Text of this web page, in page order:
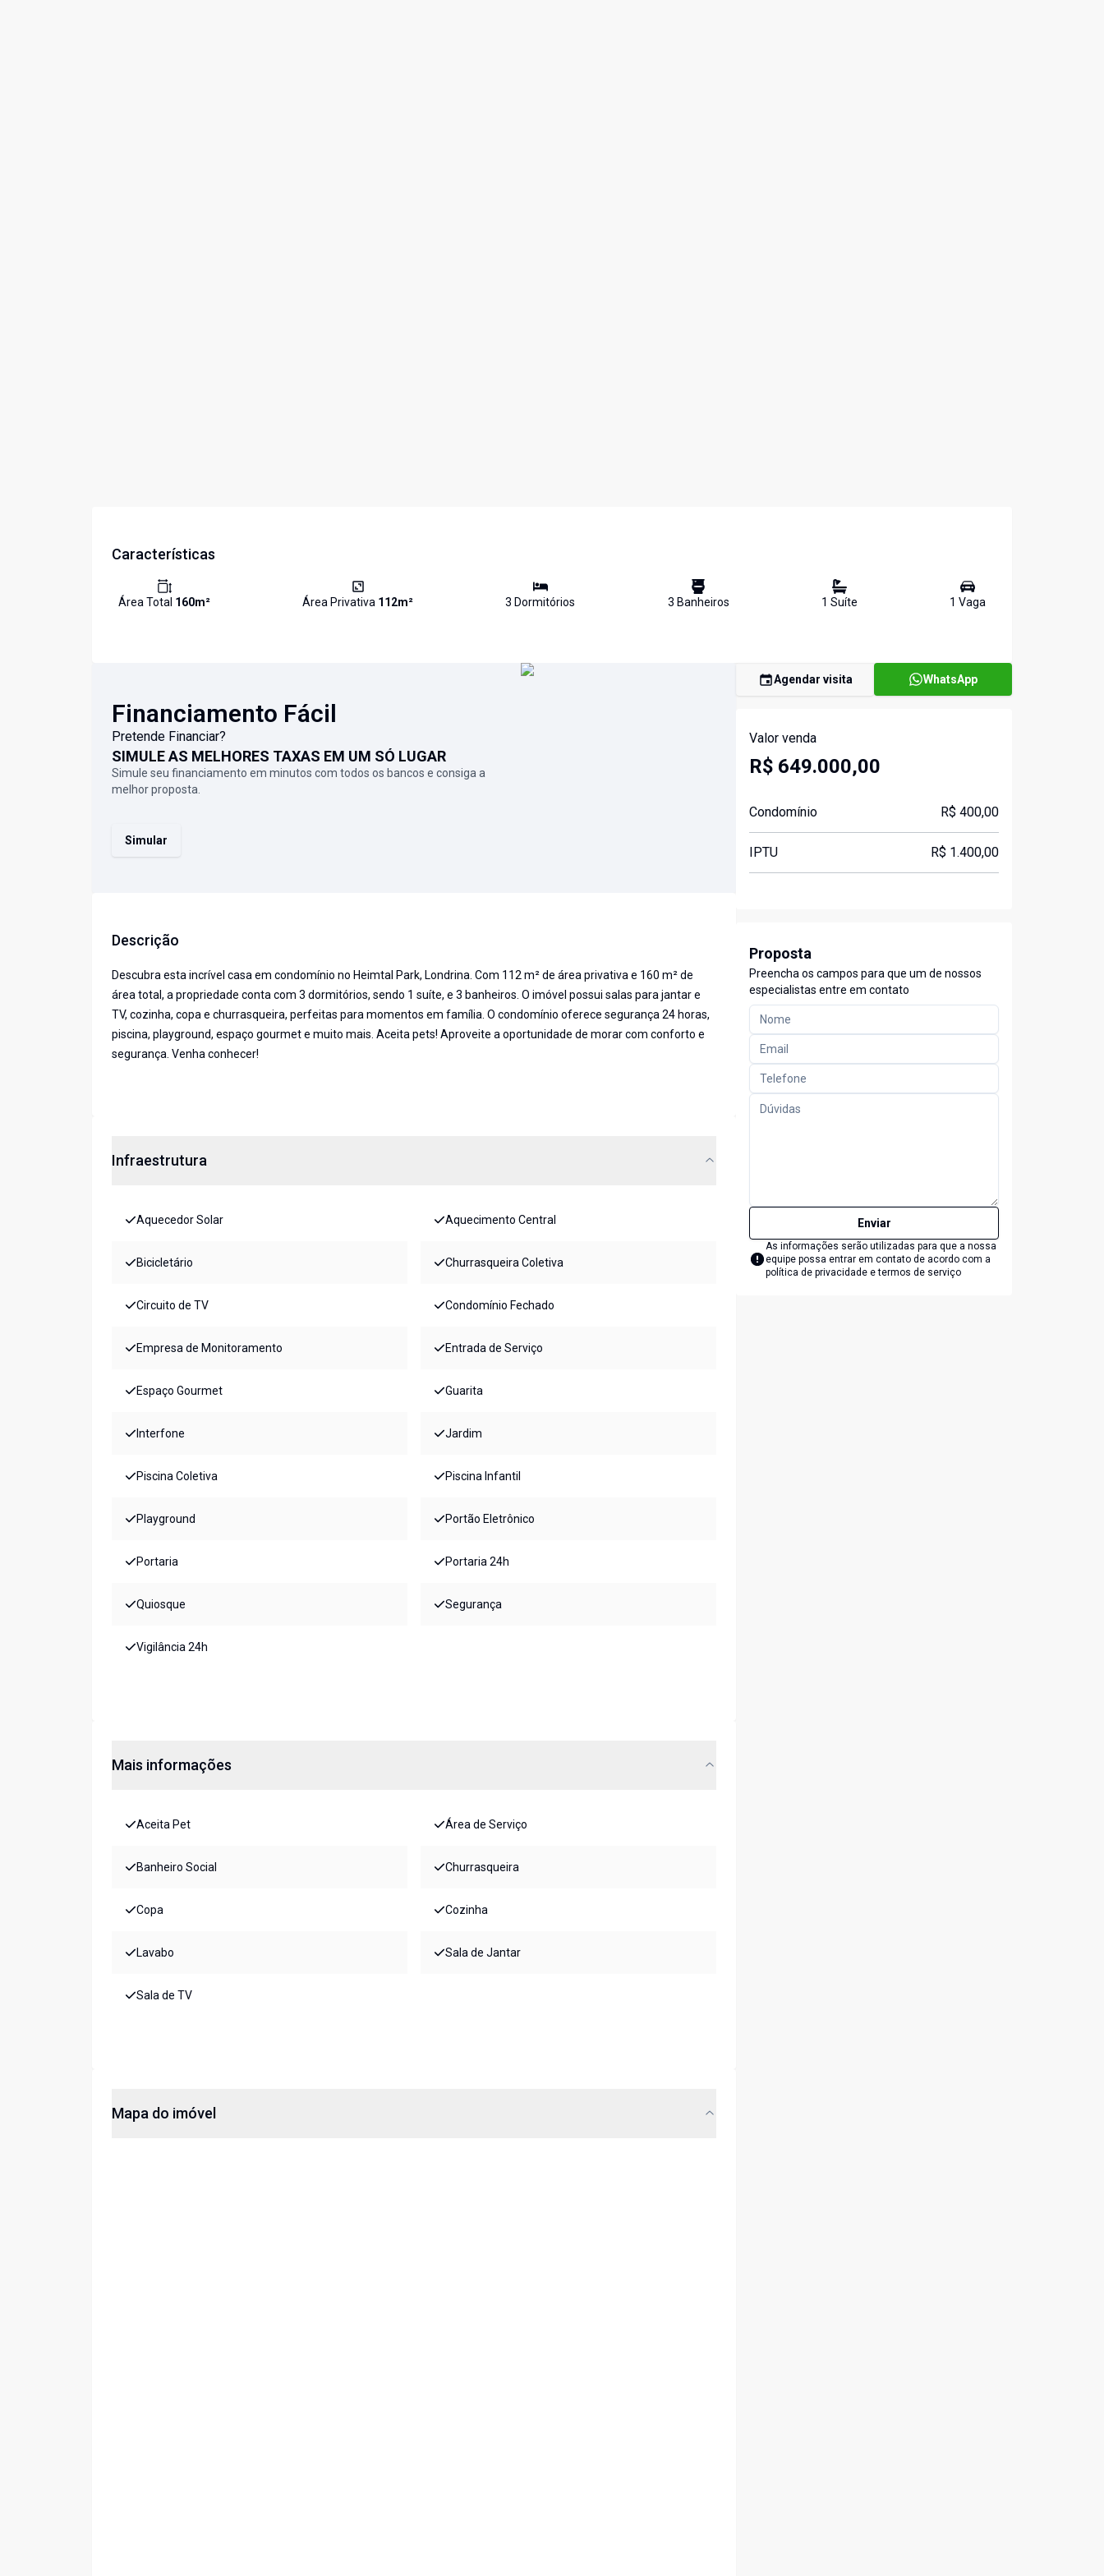
Características
Área Total 160m² Área Privativa 112m² 3 Dormitórios 3 Banheiros 1 Suíte 1 Vaga
Financiamento Fácil
Pretende Financiar?
SIMULE AS MELHORES TAXAS EM UM SÓ LUGAR
Simule seu financiamento em minutos com todos os bancos e consiga a
melhor proposta.
Simular
Descrição
Descubra esta incrível casa em condomínio no Heimtal Park, Londrina. Com 112 m² de área privativa e 160 m² de
área total, a propriedade conta com 3 dormitórios, sendo 1 suíte, e 3 banheiros. O imóvel possui salas para jantar e
TV, cozinha, copa e churrasqueira, perfeitas para momentos em família. O condomínio oferece segurança 24 horas,
piscina, playground, espaço gourmet e muito mais. Aceita pets! Aproveite a oportunidade de morar com conforto e
segurança. Venha conhecer!
Infraestrutura
Aquecedor Solar Aquecimento Central
Bicicletário Churrasqueira Coletiva
Circuito de TV Condomínio Fechado
Empresa de Monitoramento Entrada de Serviço
Espaço Gourmet Guarita
Interfone Jardim
Piscina Coletiva Piscina Infantil
Playground Portão Eletrônico
Portaria Portaria 24h
Quiosque Segurança
Vigilância 24h
Mais informações
Aceita Pet Área de Serviço
Banheiro Social Churrasqueira
Copa Cozinha
Lavabo Sala de Jantar
Sala de TV
Mapa do imóvel
Agendar visita WhatsApp
Valor venda
R$ 649.000,00
Condomínio R$ 400,00
IPTU R$ 1.400,00
Proposta
Preencha os campos para que um de nossos
especialistas entre em contato
Enviar
As informações serão utilizadas para que a nossa
equipe possa entrar em contato de acordo com a
política de privacidade e termos de serviço